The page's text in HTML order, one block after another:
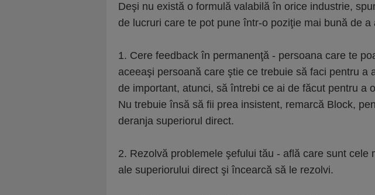
Deşi nu există o formulă valabilă în orice industrie,
de lucruri care te pot pune într-o poziţie mai bună de a
1. Cere feedback în permanenţă - persoana care te
aceeaşi persoană care ştie ce trebuie să faci pentru a
de important, atunci, să întrebi ce ai de făcut pentru a
Nu trebuie însă să fii prea insistent, remarcă Block,
deranja superiorul direct.
2. Rezolvă problemele şefului tău - află care sunt cele
ale superiorului direct şi încearcă să le rezolvi.